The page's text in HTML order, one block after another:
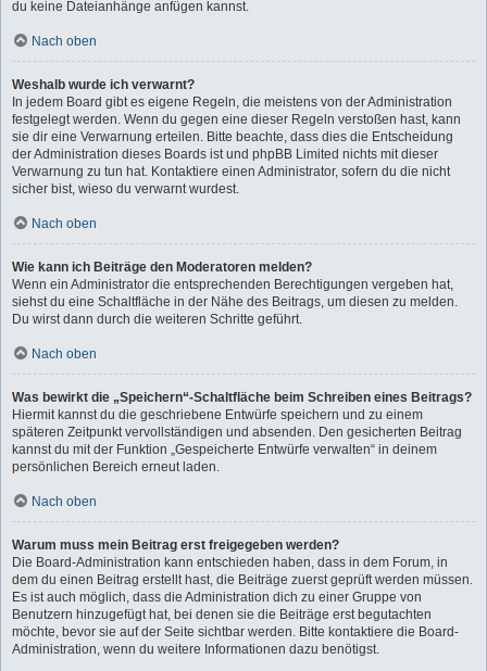
du keine Dateianhänge anfügen kannst.
Nach oben
Weshalb wurde ich verwarnt?
In jedem Board gibt es eigene Regeln, die meistens von der Administration
festgelegt werden. Wenn du gegen eine dieser Regeln verstoßen hast, kann
sie dir eine Verwarnung erteilen. Bitte beachte, dass dies die Entscheidung
der Administration dieses Boards ist und phpBB Limited nichts mit dieser
Verwarnung zu tun hat. Kontaktiere einen Administrator, sofern du die nicht
sicher bist, wieso du verwarnt wurdest.
Nach oben
Wie kann ich Beiträge den Moderatoren melden?
Wenn ein Administrator die entsprechenden Berechtigungen vergeben hat,
siehst du eine Schaltfläche in der Nähe des Beitrags, um diesen zu melden.
Du wirst dann durch die weiteren Schritte geführt.
Nach oben
Was bewirkt die „Speichern“-Schaltfläche beim Schreiben eines Beitrags?
Hiermit kannst du die geschriebene Entwürfe speichern und zu einem
späteren Zeitpunkt vervollständigen und absenden. Den gesicherten Beitrag
kannst du mit der Funktion „Gespeicherte Entwürfe verwalten“ in deinem
persönlichen Bereich erneut laden.
Nach oben
Warum muss mein Beitrag erst freigegeben werden?
Die Board-Administration kann entschieden haben, dass in dem Forum, in
dem du einen Beitrag erstellt hast, die Beiträge zuerst geprüft werden müssen.
Es ist auch möglich, dass die Administration dich zu einer Gruppe von
Benutzern hinzugefügt hat, bei denen sie die Beiträge erst begutachten
möchte, bevor sie auf der Seite sichtbar werden. Bitte kontaktiere die Board-
Administration, wenn du weitere Informationen dazu benötigst.